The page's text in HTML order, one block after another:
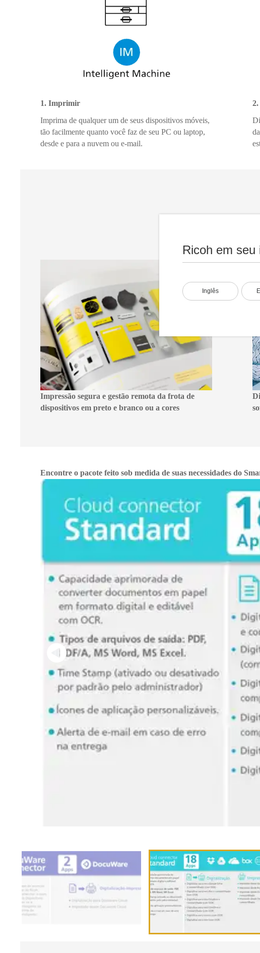
Ricoh em seu
Inglês
1. Imprimir
Imprima de qualquer um de seus dispositivos móveis,
tão facilmente quanto você faz de seu PC ou laptop,
desde e para a nuvem ou e-mail.
Impressão segura e gestão remota da frota de
dispositivos em preto e branco ou a cores
Encontre o pacote feito sob medida de suas necessidades do